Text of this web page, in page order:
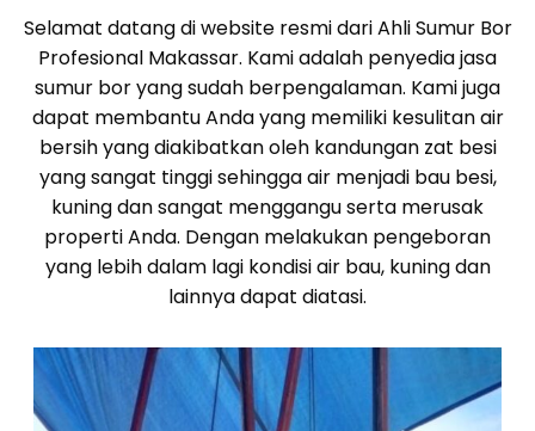
Selamat datang di website resmi dari Ahli Sumur Bor
Profesional Makassar. Kami adalah penyedia jasa
sumur bor yang sudah berpengalaman. Kami juga
dapat membantu Anda yang memiliki kesulitan air
bersih yang diakibatkan oleh kandungan zat besi
yang sangat tinggi sehingga air menjadi bau besi,
kuning dan sangat menggangu serta merusak
properti Anda. Dengan melakukan pengeboran
yang lebih dalam lagi kondisi air bau, kuning dan
lainnya dapat diatasi.